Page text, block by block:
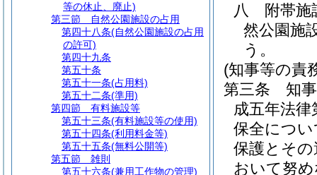
八
附帯
然公園施
う。
(知事等の責
第三条
知
成五年法律
保全につ
保護とそ
おいて努
等の休止、廃止)
第三節
自然公園施設の占用
第四十八条(自然公園施設の占用
の許可)
第四十九条
第五十条
第五十一条(占用料)
第五十二条(準用)
第四節
有料施設等
第五十三条(有料施設等の使用)
第五十四条(利用料金等)
第五十五条(無料公開等)
第五節
雑則
第五十六条(兼用工作物の管理)